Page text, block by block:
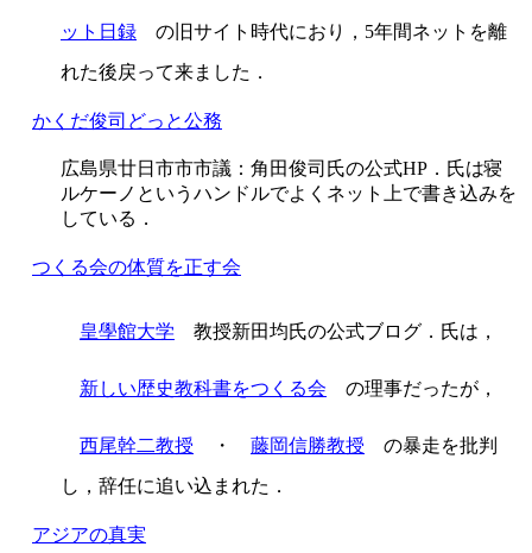
ット日録
の旧サイト時代におり，5年間ネットを離
れた後戻って来ました．
かくだ俊司どっと公務
広島県廿日市市市議：角田俊司氏の公式HP．氏は寝
ルケーノというハンドルでよくネット上で書き込みを
している．
つくる会の体質を正す会
皇學館大学 教授新田均氏の公式ブログ．氏は，
新しい歴史教科書をつくる会 の理事だったが，
西尾幹二教授 ・ 藤岡信勝教授
の暴走を批判
し，辞任に追い込まれた．
アジアの真実